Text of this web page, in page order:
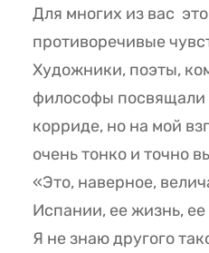
Для многих из вас
противоречивые
Художники, поэты,
философы посвящали
корриде, но на мой
очень тонко и точно
«Это, наверное,
Испании, ее жизнь, ее
Я не знаю другого